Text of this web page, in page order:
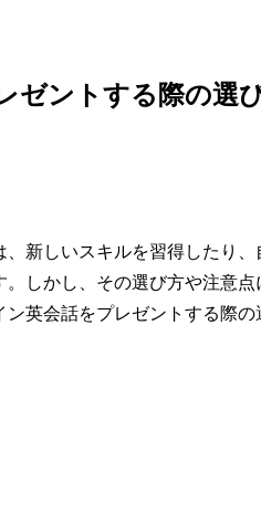
ゼントする際の選
新しいスキルを習得したり
しかし、その選び方や注意
英会話をプレゼントする際